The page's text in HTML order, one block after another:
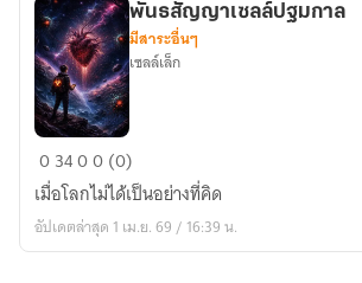
พันธ
สัญญา
เซลล์
ปฐม
พันธสัญญาเซลล์ปฐมกาล
มีสาระอื่นๆ
เซลล์เล็ก
03400 (0)
เมื่อโลกไม่ได้เป็นอย่างที่คิด
อัปเดตล่าสุด 1 เม.ย. 69 / 16:39 น.